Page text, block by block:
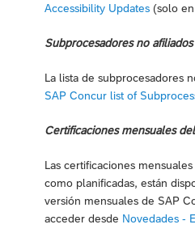
Accessibility Updates (solo
Subprocesadores no
La lista de subprocesadores
SAP Concur list of
Certificaciones mensuales
Las certificaciones
como planificadas, están
versión mensuales de SAP
acceder desde Novedades -